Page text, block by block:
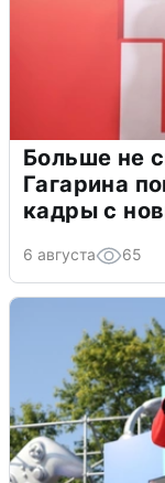
Больше не
Гагарина
кадры с
6 августа 65